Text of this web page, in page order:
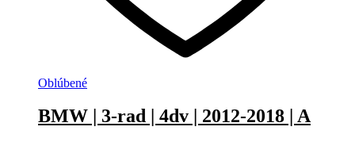
Oblúbené
BMW | 3-rad | 4dv | 2012-2018 | A